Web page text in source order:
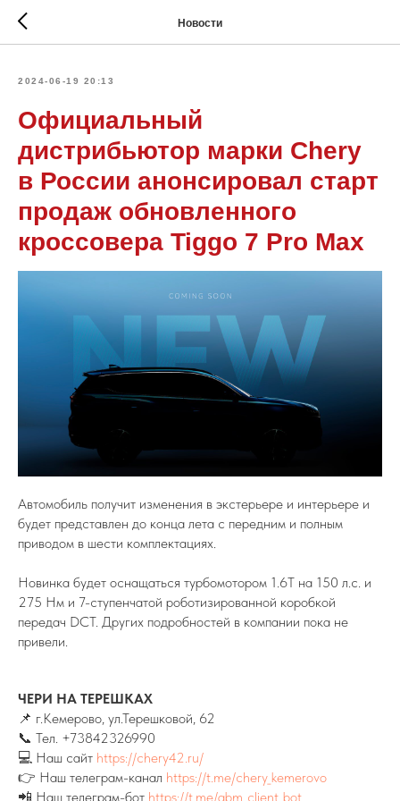
Новости
2024-06-19 20:13
Официальный
дистрибьютор марки Chery
в России анонсировал старт
продаж обновленного
кроссовера Tiggo 7 Pro Max
Автомобиль получит изменения в экстерьере и интерьере и
будет представлен до конца лета с передним и полным
приводом в шести комплектациях.
Новинка будет оснащаться турбомотором 1.6T на 150 л.с. и
275 Нм и 7-ступенчатой роботизированной коробкой
передач DCT. Других подробностей в компании пока не
привели.
ЧЕРИ НА ТЕРЕШКАХ
📌 г.Кемерово, yл.Терешковой, 62
📞 Тел. +73842326990
💻 Наш сайт https://chery42.ru/
👉 Наш телеграм-канал https://t.me/chery_kemerovo
📲 Наш телеграм-бот https://t.me/abm_client_bot